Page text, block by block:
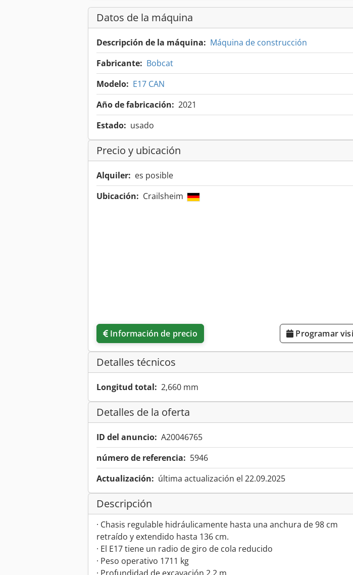
Datos de la máquina
Descripción de la máquina: Máquina de construcción
Fabricante: Bobcat
Modelo: E17 CAN
Año de fabricación: 2021
Estado: usado
Precio y ubicación
Alquiler: es posible
Ubicación: Crailsheim
Información de precio Programar
Detalles técnicos
Longitud total: 2,660 mm
Detalles de la oferta
ID del anuncio: A20046765
número de referencia: 5946
Actualización: última actualización el 22.09.2025
Descripción
· Chasis regulable hidráulicamente hasta una anchura de 98 cm
retraído y extendido hasta 136 cm.
· El E17 tiene un radio de giro de cola reducido
· Peso operativo 1711 kg